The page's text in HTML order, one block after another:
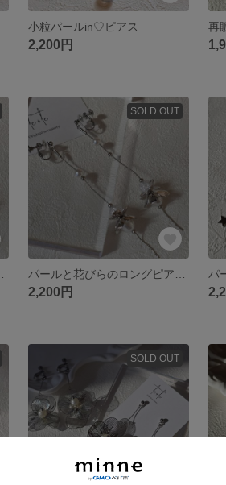
小粒パールin♡ピアス
2,200円
SOLD OUT
2,200円
パ
SOLD OUT